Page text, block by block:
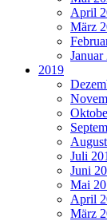
April
März
Januar
2019
Juli
Juni
Mai
April
März